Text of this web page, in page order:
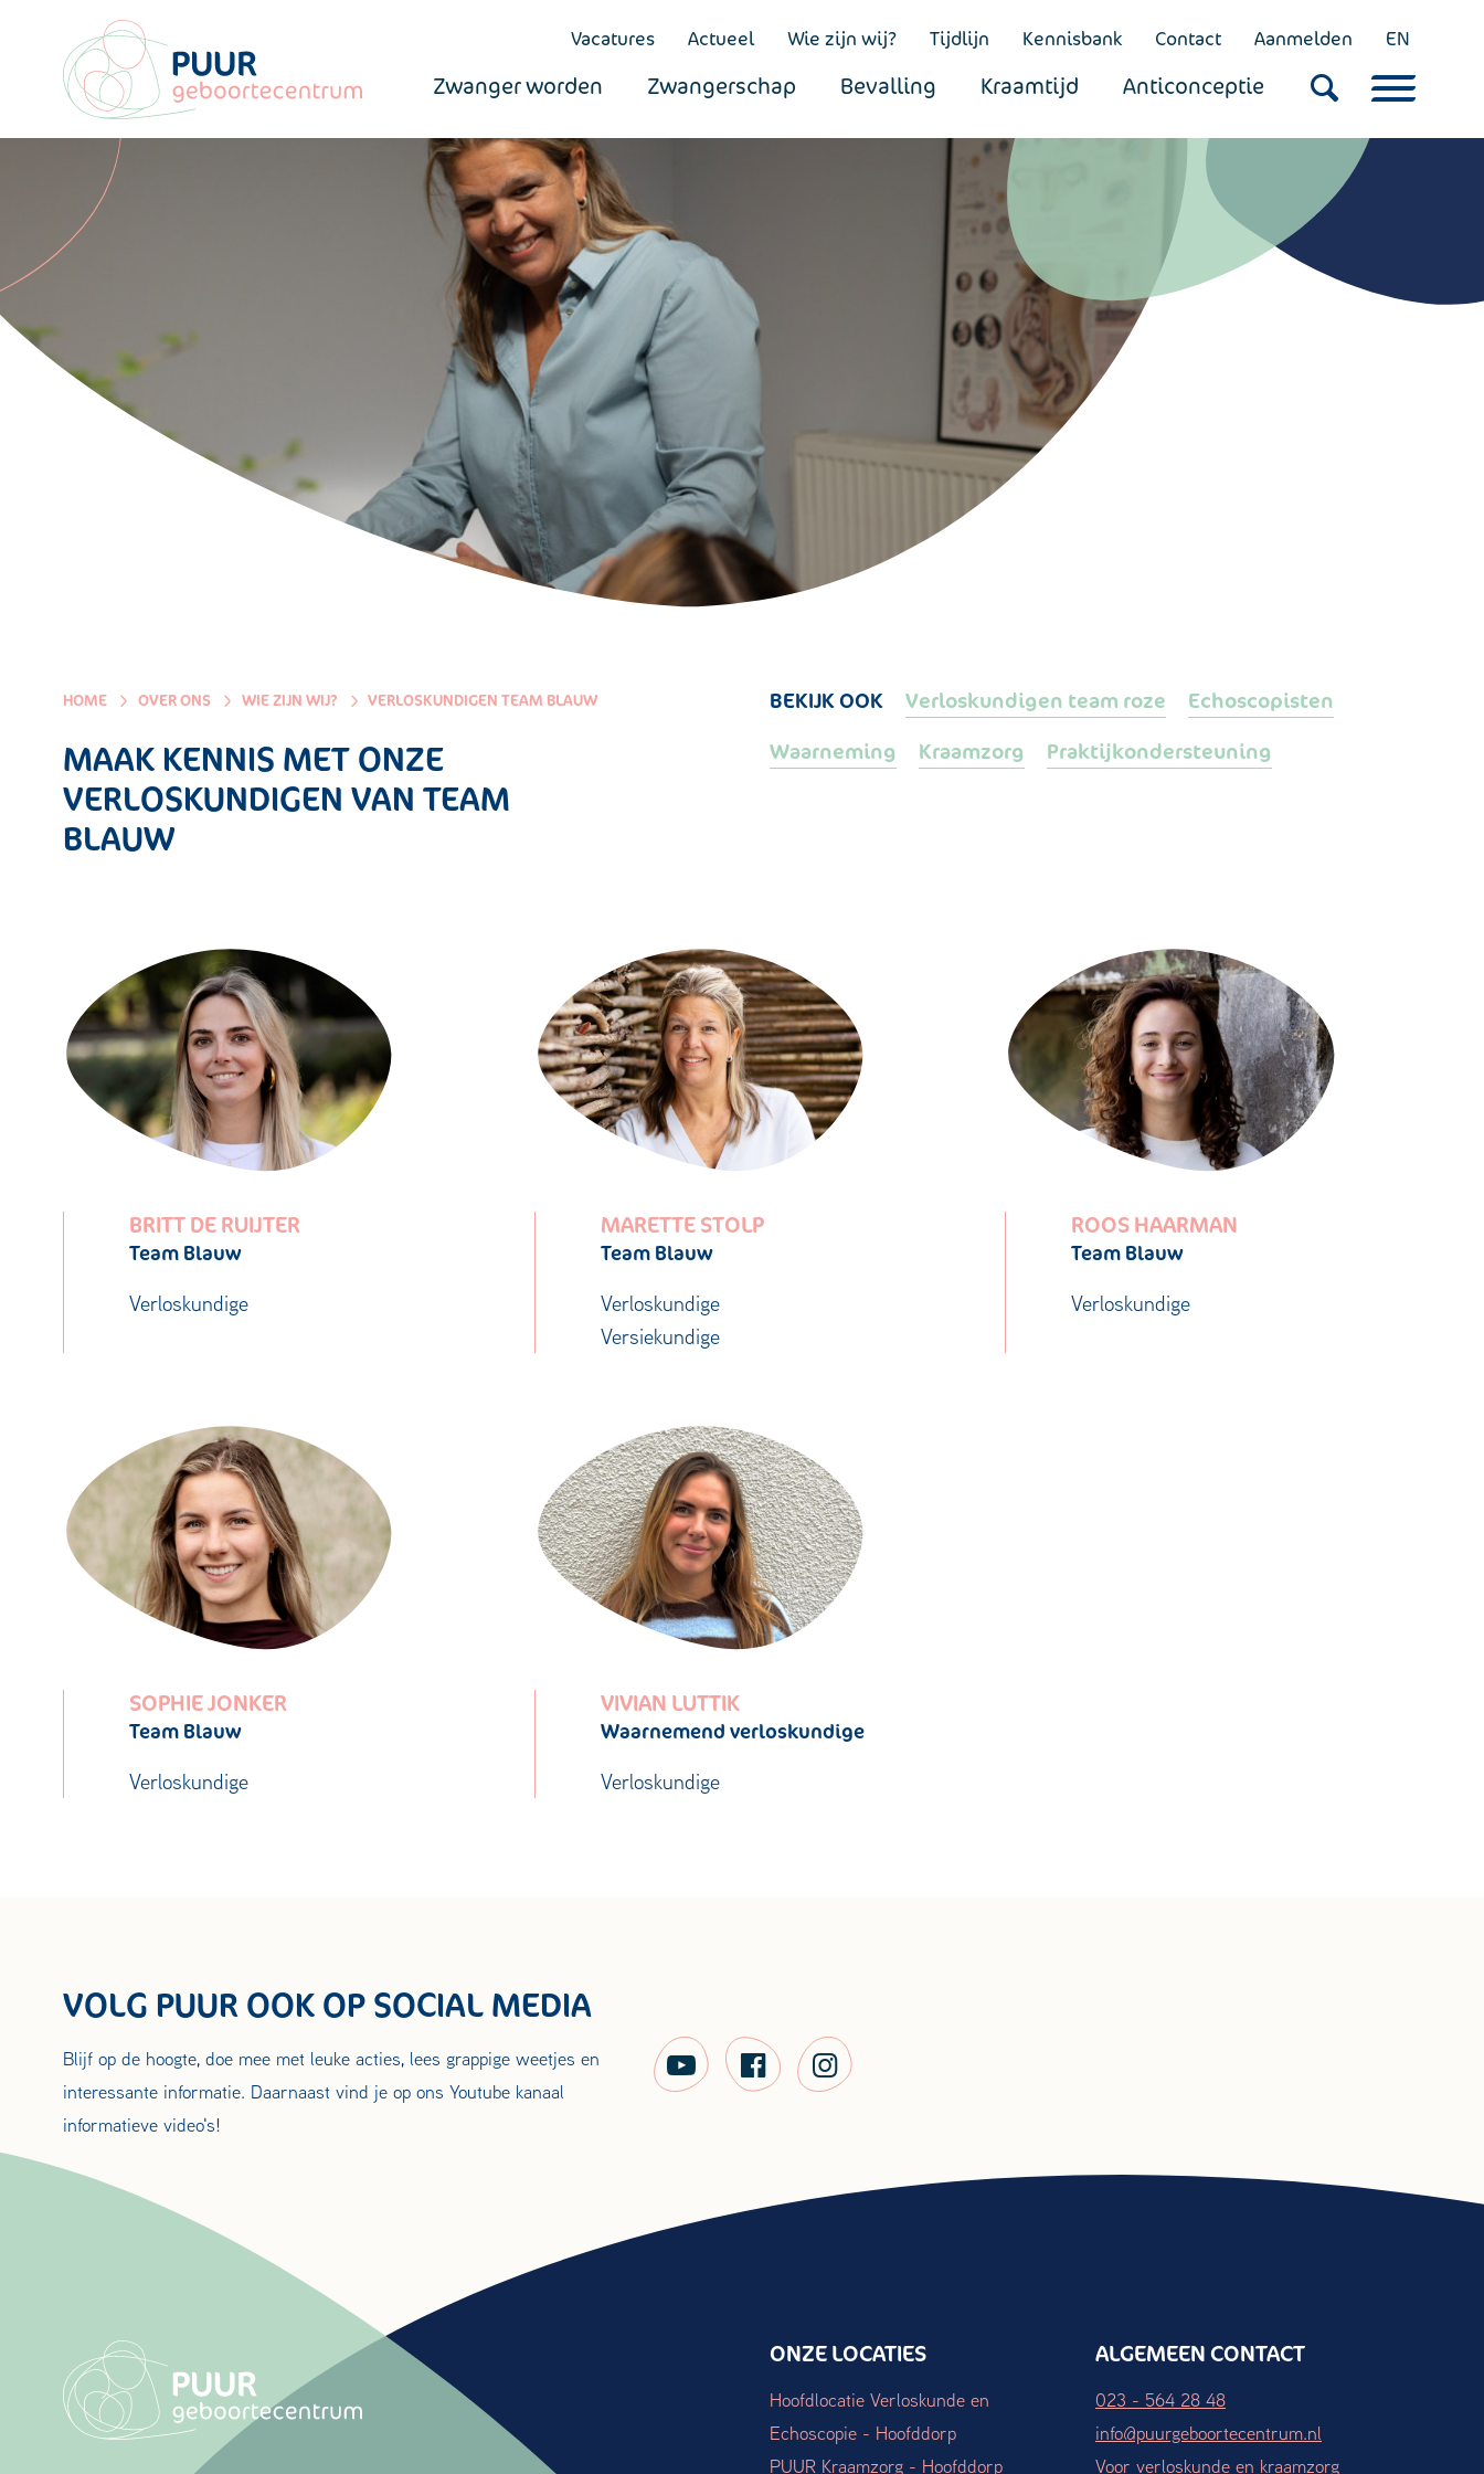
Vacatures Actueel Wie zijn wij? Tijdlijn Kennisbank Contact Aanmelden EN
Zwanger worden Zwangerschap Bevalling Kraamtijd Anticonceptie
HOME OVER ONS WIE ZIJN WIJ? VERLOSKUNDIGEN TEAM BLAUW
MAAK KENNIS MET ONZE
VERLOSKUNDIGEN VAN TEAM
BLAUW
BEKIJK OOK Verloskundigen team roze
Echoscopisten
Waarneming
Kraamzorg Praktijkondersteuning
BRITT DE RUIJTER
Team Blauw
Verloskundige
MARETTE STOLP
Team Blauw
Verloskundige
Versiekundige
ROOS HAARMAN
Team Blauw
Verloskundige
SOPHIE JONKER
Team Blauw
Verloskundige
VIVIAN LUTTIK
Waarnemend verloskundige
Verloskundige
VOLG PUUR OOK OP SOCIAL MEDIA
Blijf op de hoogte, doe mee met leuke acties, lees grappige weetjes en
interessante informatie. Daarnaast vind je op ons Youtube kanaal
informatieve video's!
ONZE LOCATIES
Hoofdlocatie Verloskunde en
Echoscopie - Hoofddorp
PUUR Kraamzorg - Hoofddorp
ALGEMEEN CONTACT
023 - 564 28 48
info@puurgeboortecentrum.nl
Voor verloskunde en kraamzorg